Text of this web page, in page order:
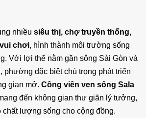
nhiều siêu thị, chợ truyền thống,
chơi, hình thành môi trường sống
Với lợi thế nằm gần sông Sài Gòn và
phường đặc biệt chú trọng phát triển
gian mở. Công viên ven sông Sala
đến không gian thư giãn lý tưởng,
chất lượng sống cho cộng đồng.